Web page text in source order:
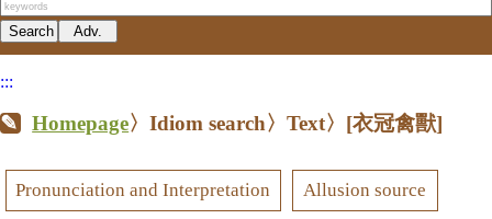
:::
Homepage〉Idiom search〉Text〉 [衣冠禽獸]
Pronunciation and Interpretation Allusion source